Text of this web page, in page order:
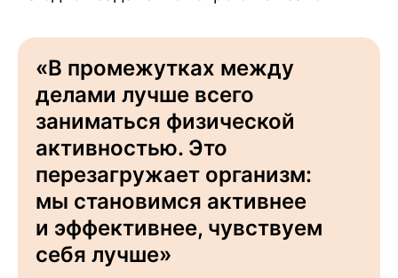
«В промежутках между
делами лучше всего
заниматься физической
активностью. Это
перезагружает организм:
мы становимся активнее
и эффективнее, чувствуем
себя лучше»